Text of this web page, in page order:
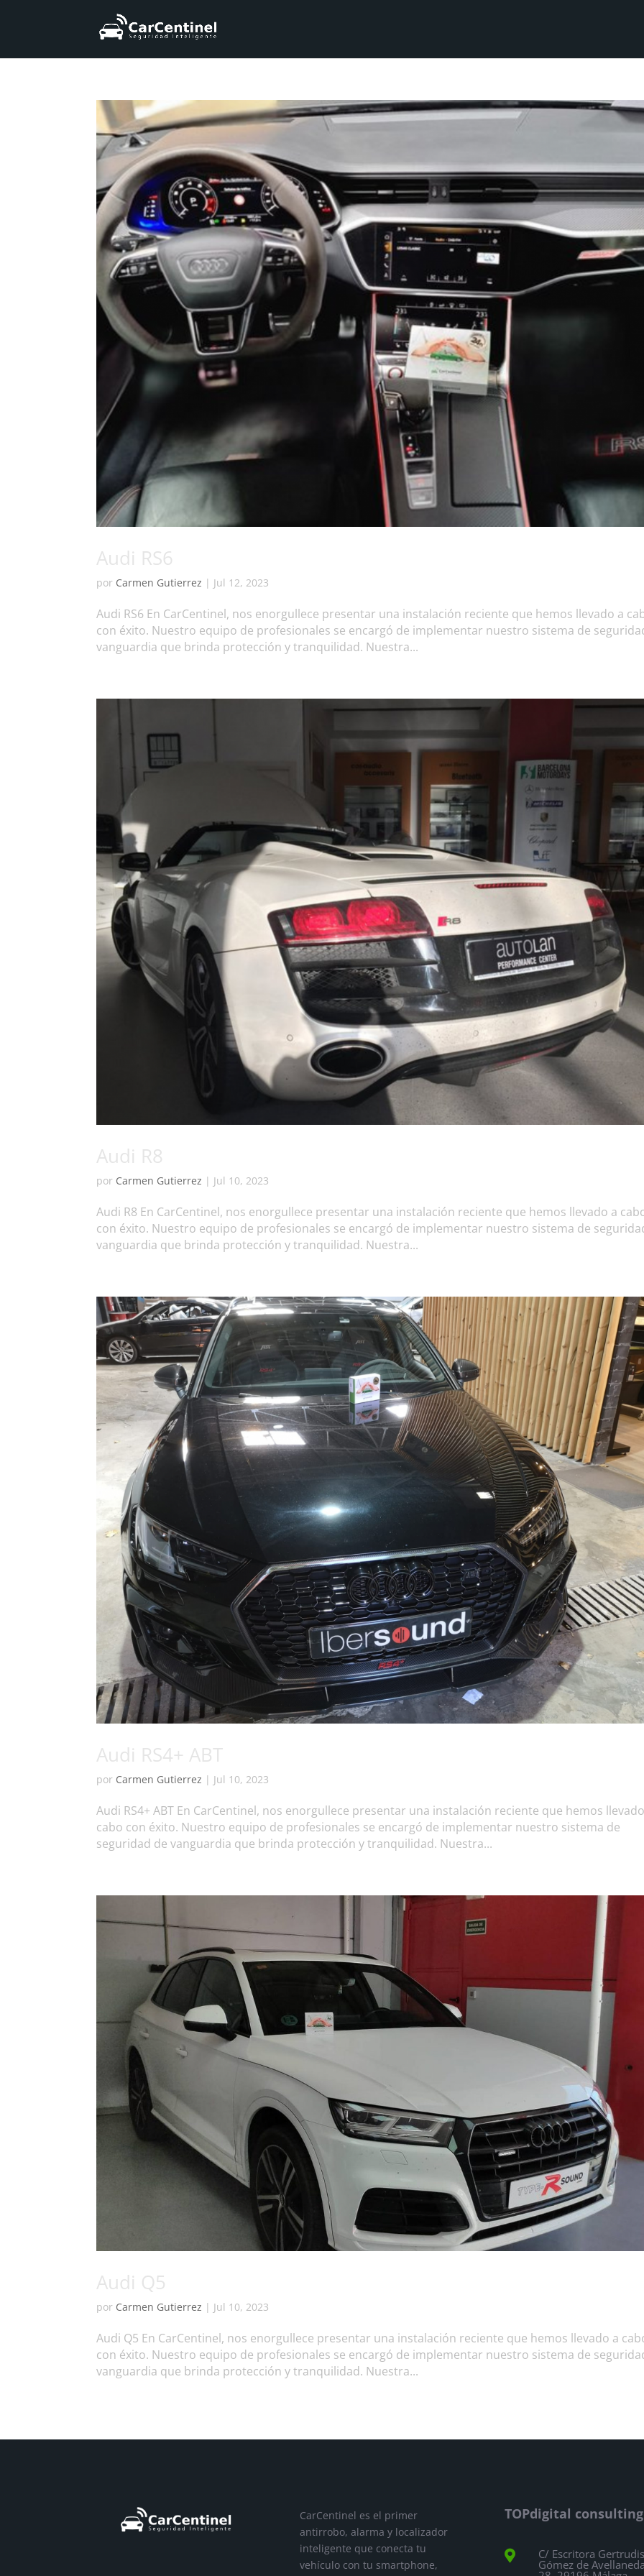
Audi RS6
por Carmen Gutierrez | Jul 12, 2023
Audi RS6 En CarCentinel, nos enorgullece presentar una instalación reciente que hemos llevado a
con éxito. Nuestro equipo de profesionales se encargó de implementar nuestro sistema de
vanguardia que brinda protección y tranquilidad. Nuestra...
Audi R8
por Carmen Gutierrez | Jul 10, 2023
Audi R8 En CarCentinel, nos enorgullece presentar una instalación reciente que hemos llevado a
con éxito. Nuestro equipo de profesionales se encargó de implementar nuestro sistema de
vanguardia que brinda protección y tranquilidad. Nuestra...
Audi RS4+ ABT
por Carmen Gutierrez | Jul 10, 2023
Audi RS4+ ABT En CarCentinel, nos enorgullece presentar una instalación reciente que hemos
cabo con éxito. Nuestro equipo de profesionales se encargó de implementar nuestro sistema de
seguridad de vanguardia que brinda protección y tranquilidad. Nuestra...
Audi Q5
por Carmen Gutierrez | Jul 10, 2023
Audi Q5 En CarCentinel, nos enorgullece presentar una instalación reciente que hemos llevado a
con éxito. Nuestro equipo de profesionales se encargó de implementar nuestro sistema de
vanguardia que brinda protección y tranquilidad. Nuestra...
CarCentinel es el primer
antirrobo, alarma y localizador
inteligente que conecta tu
vehículo con tu smartphone,
TOPdigital consulting
 C/ Escritora Gertrudis
Gómez de